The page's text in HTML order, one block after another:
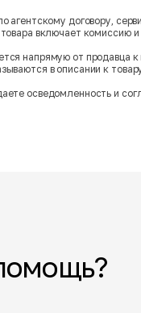
агентскому договору,
товара включает
напрямую от продавца
в описании к
осведомленность и